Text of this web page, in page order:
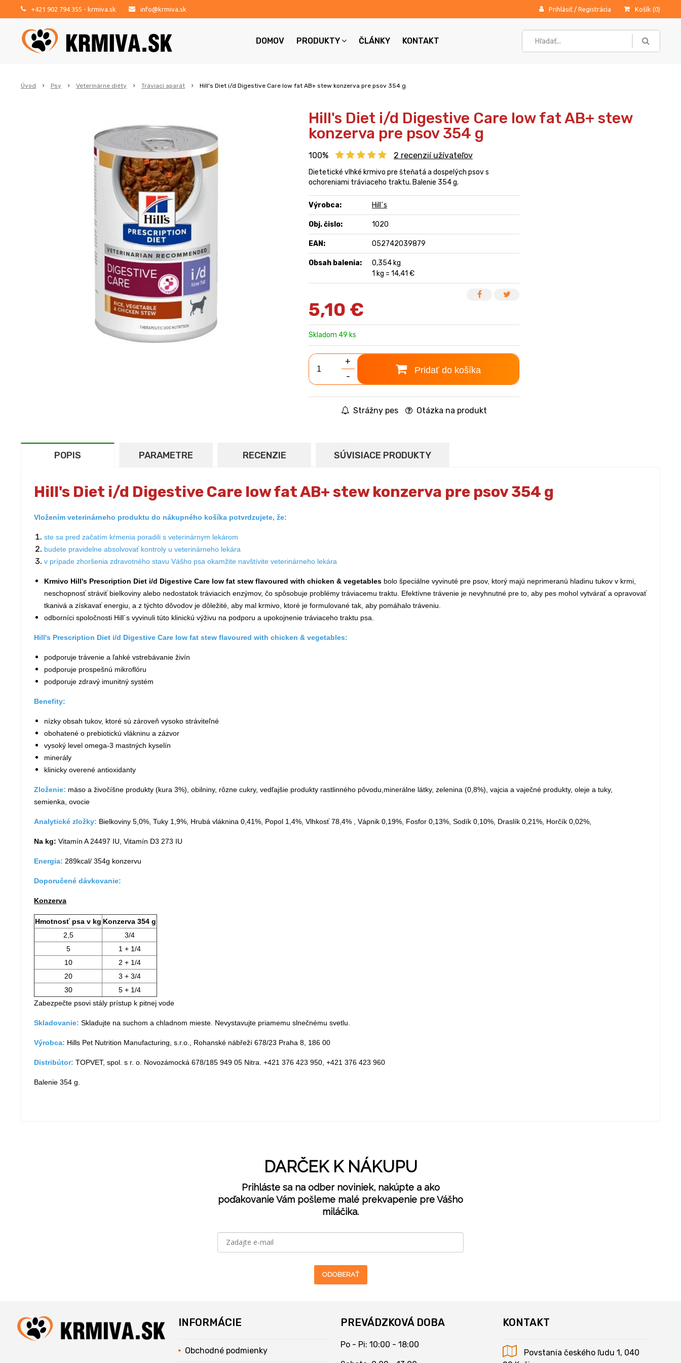
+421 902 794 355 - krmiva.sk info@krmiva.sk Prihlásiť / Registrácia Košík (0)
DOMOV PRODUKTY ČLÁNKY KONTAKT
Úvod Psy Veterinárne diéty Tráviaci aparát Hill's Diet i/d Digestive Care low fat AB+ stew konzerva pre psov 354 g
Hill's Diet i/d Digestive Care low fat AB+ stew
konzerva pre psov 354 g
100% 2 recenzií užívateľov
Dietetické vlhké krmivo pre šteňatá a dospelých psov s
ochoreniami tráviaceho traktu. Balenie 354 g.
Výrobca: Hill´s
Obj. čislo: 1020
EAN: 052742039879
Obsah balenia:
0,354 kg
1 kg = 14,41 €
5,10 €
Skladom 49 ks
+
-
Pridať do košíka
Strážny pes Otázka na produkt
POPIS PARAMETRE RECENZIE SÚVISIACE PRODUKTY
Hill's Diet i/d Digestive Care low fat AB+ stew konzerva pre psov 354 g
Vložením veterinárneho produktu do nákupného košíka potvrdzujete, že:
ste sa pred začatím kŕmenia poradili s veterinárnym lekárom
budete pravidelne absolvovať kontroly u veterinárneho lekára
v prípade zhoršenia zdravotného stavu Vášho psa okamžite navštívite veterinárneho lekára
Krmivo Hill's Prescription Diet i/d Digestive Care low fat stew flavoured with chicken & vegetables bolo špeciálne vyvinuté pre psov, ktorý majú neprimeranú hladinu tukov v krmi,
neschopnosť stráviť bielkoviny alebo nedostatok tráviacich enzýmov, čo spôsobuje problémy tráviacemu traktu. Efektívne trávenie je nevyhnutné pre to, aby pes mohol vytvárať a opravovať
tkanivá a získavať energiu, a z týchto dôvodov je dôležité, aby mal krmivo, ktoré je formulované tak, aby pomáhalo tráveniu.
odborníci spoločnosti Hill´s vyvinuli túto klinickú výživu na podporu a upokojnenie tráviaceho traktu psa.
Hill's Prescription Diet i/d Digestive Care low fat stew flavoured with chicken & vegetables:
podporuje trávenie a ľahké vstrebávanie živín
podporuje prospešnú mikroflóru
podporuje zdravý imunitný systém
Benefity:
nízky obsah tukov, ktoré sú zároveň vysoko stráviteľné
obohatené o prebiotickú vlákninu a zázvor
vysoký level omega-3 mastných kyselín
minerály
klinicky overené antioxidanty
Zloženie: mäso a živočíšne produkty (kura 3%), obilniny, rôzne cukry, vedľajšie produkty rastlinného pôvodu,minerálne látky, zelenina (0,8%), vajcia a vaječné produkty, oleje a tuky,
semienka, ovocie
Analytické zložky: Bielkoviny 5,0%, Tuky 1,9%, Hrubá vláknina 0,41%, Popol 1,4%, Vlhkosť 78,4% , Vápnik 0,19%, Fosfor 0,13%, Sodík 0,10%, Draslík 0,21%, Horčík 0,02%,
Na kg: Vitamín A 24497 IU, Vitamín D3 273 IU
Energia: 289kcal/ 354g konzervu
Doporučené dávkovanie:
Konzerva
Hmotnosť psa v kg Konzerva 354 g
2,5
3/4
5
1 + 1/4
10
2 + 1/4
20
3 + 3/4
30
5 + 1/4
Zabezpečte psovi stály prístup k pitnej vode
Skladovanie: Skladujte na suchom a chladnom mieste. Nevystavujte priamemu slnečnému svetlu.
Výrobca: Hills Pet Nutrition Manufacturing, s.r.o., Rohanské nábřeží 678/23 Praha 8, 186 00
Distribútor: TOPVET, spol. s r. o. Novozámocká 678/185 949 05 Nitra. +421 376 423 950, +421 376 423 960
Balenie 354 g.
DARČEK K NÁKUPU
Prihláste sa na odber noviniek, nakúpte a ako
poďakovanie Vám pošleme malé prekvapenie pre Vášho
miláčika.
ODOBERAŤ
INFORMÁCIE
Obchodné podmienky
PREVÁDZKOVÁ DOBA
Po - Pi: 10:00 - 18:00
KONTAKT
Povstania českého ľudu 1, 040